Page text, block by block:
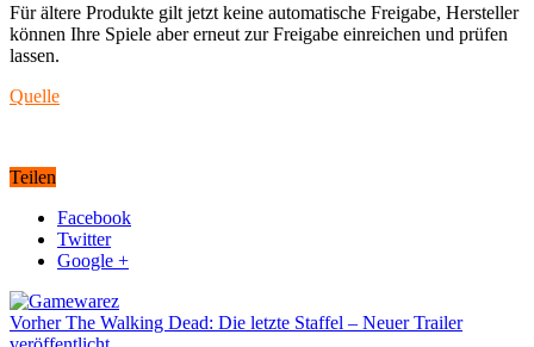
Für ältere Produkte gilt jetzt keine automatische Freigabe, Hersteller
können Ihre Spiele aber erneut zur Freigabe einreichen und prüfen
lassen.
Quelle
Teilen
Facebook
Twitter
Google +
VorherThe Walking Dead: Die letzte Staffel – Neuer Trailer